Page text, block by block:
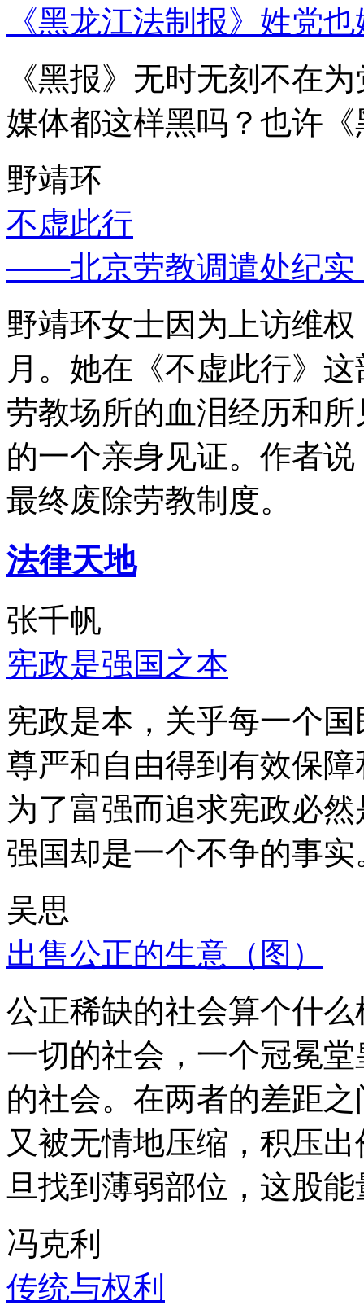
《黑龙江法制报》姓党
《黑报》无时无刻不在
媒体都这样黑吗？也许
野靖环
不虚此行
——北京劳教调遣处纪实
野靖环女士因为上访维
月。她在《不虚此行》
劳教场所的血泪经历和
的一个亲身见证。作者
最终废除劳教制度。
法律天地
张千帆
宪政是强国之本
宪政是本，关乎每一个
尊严和自由得到有效保
为了富强而追求宪政必
强国却是一个不争的事实
吴思
出售公正的生意（图）
公正稀缺的社会算个什
一切的社会，一个冠冕
的社会。在两者的差距
又被无情地压缩，积压
旦找到薄弱部位，这股
冯克利
传统与权利